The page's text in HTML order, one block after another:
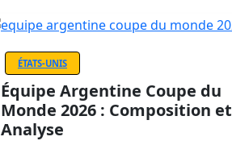
ÉTATS-UNIS
Équipe Argentine Coupe du
Monde 2026 : Composition et
Analyse